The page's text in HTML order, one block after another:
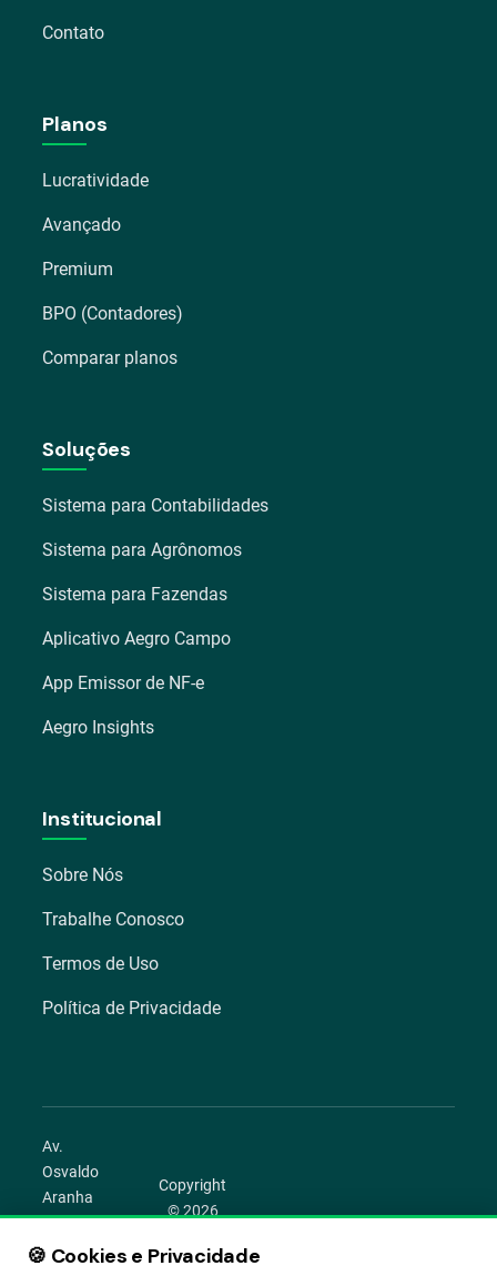
Contato
Planos
Lucratividade
Avançado
Premium
BPO (Contadores)
Comparar planos
Soluções
Sistema para Contabilidades
Sistema para Agrônomos
Sistema para Fazendas
Aplicativo Aegro Campo
App Emissor de NF-e
Aegro Insights
Institucional
Sobre Nós
Trabalhe Conosco
Termos de Uso
Política de Privacidade
Av.
Osvaldo
Aranha
1022 –
Bom
Copyright
© 2026
Todos os
🍪 Cookies e Privacidade